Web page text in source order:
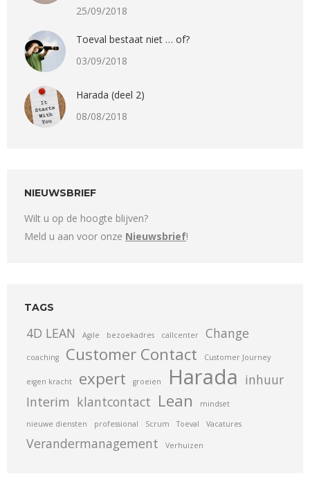
25/09/2018
Toeval bestaat niet … of?
03/09/2018
Harada (deel 2)
08/08/2018
NIEUWSBRIEF
Wilt u op de hoogte blijven?
Meld u aan voor onze Nieuwsbrief!
TAGS
4D LEAN Agile bezoekadres callcenter Change
coaching Customer Contact Customer Journey
eigen kracht expert groeien Harada inhuur
Interim klantcontact Lean mindset
nieuwe diensten professional Scrum Toeval Vacatures
Verandermanagement Verhuizen